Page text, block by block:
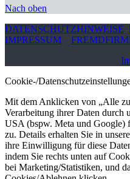
Nach oben
DATENSCHUTZHINWEISE
IMPRESSUM
Cookie-/
Mit dem Anklicken von „Alle
Verarbeitung ihrer Daten durch
USA (bspw. Meta und Google)
zu. Details erhalten Sie in
ihre Einwilligung für diese
indem Sie rechts unten auf
bei Marketing/Statistiken, und